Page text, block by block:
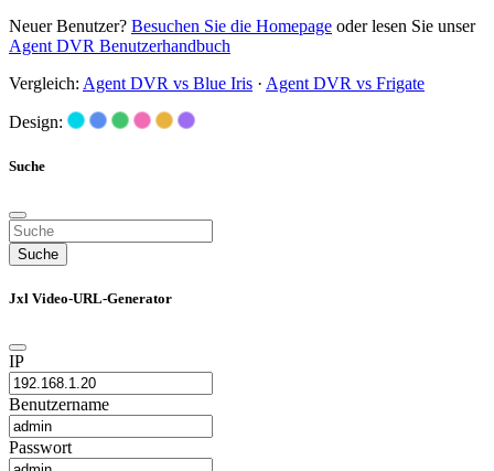
Neuer Benutzer? Besuchen Sie die Homepage oder lesen Sie unser
Agent DVR Benutzerhandbuch
Vergleich: Agent DVR vs Blue Iris · Agent DVR vs Frigate
Design:
Suche
Suche
Jxl Video-URL-Generator
IP
Benutzername
Passwort